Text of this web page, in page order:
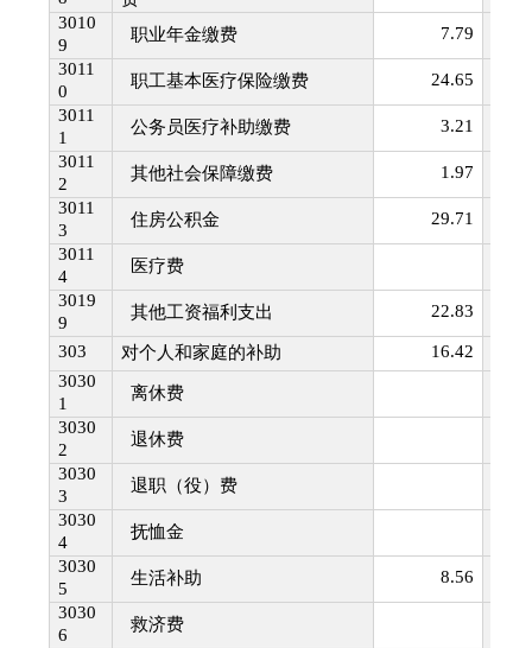
3010
9
职业年金缴费 7.79
3011
0
职工基本医疗保险缴费 24.65
3011
1
公务员医疗补助缴费 3.21
3011
2
其他社会保障缴费 1.97
3011
3
住房公积金 29.71
3011
4
医疗费
3019
9
其他工资福利支出 22.83
303 对个人和家庭的补助 16.42
3030
1
离休费
3030
2
退休费
3030
3
退职（役）费
3030
4
抚恤金
3030
5
生活补助 8.56
3030
6
救济费